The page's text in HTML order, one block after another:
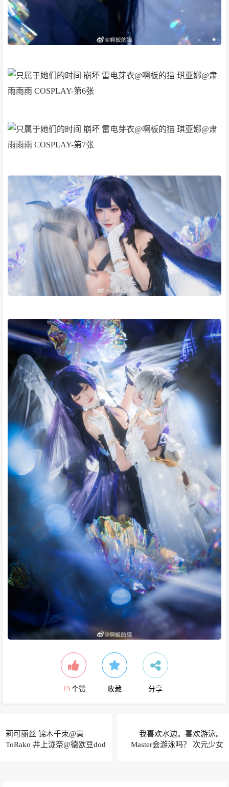
19 个赞 收藏 分享
莉可丽丝 锦木千束@寅
ToRako 井上泷奈@德欧豆dod
我喜欢水边。喜欢游泳。
Master会游泳吗？ 次元少女